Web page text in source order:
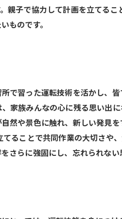
親子で協力して計画を立てる
ものです。
で習った運転技術を活かし、
家族みんなの心に残る思い出
然や景色に触れ、新しい発見
ることで共同作業の大切さや
さらに強固にし、忘れられない